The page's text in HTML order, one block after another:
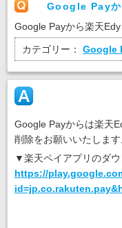
Google Payか
Google Payから楽天Edy
カテゴリー： Google
Google Payからは楽天
削除をお願いいたします
▼楽天ペイアプリのダ
https://